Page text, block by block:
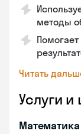
методы
Читать
Услуги и
Математика